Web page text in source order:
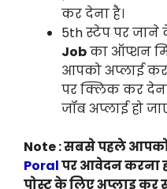
कर देना है।
5th स्टेप पर
Jobका ऑप्शन
आपको अप्लाई
पर क्लिक कर
जॉब अप्लाई हो
Note : सबसे पहले
Poralपर आवेदन करना
पोस्ट के लिए अप्लाइ कर